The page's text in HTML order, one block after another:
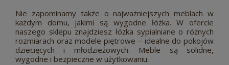
Nie zapominamy także o najważniejszych meblach w
każdym domu, jakimi są wygodne łóżka. W ofercie
naszego sklepu znajdziesz łóżka sypialniane o różnych
rozmiarach oraz modele piętrowe – idealne do pokojów
dziecięcych i młodzieżowych. Meble są solidne,
wygodne i bezpieczne w użytkowaniu.